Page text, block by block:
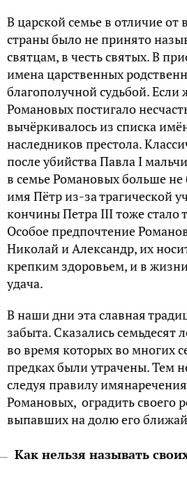
В царской семье в отличие от
страны было не принято
святцам, в честь святых. В
имена царственных
благополучной судьбой. Если
Романовых постигало
вычёркивалось из списка
наследников престола.
после убийства Павла I
в семье Романовых больше
имя Пётр из-за трагической
кончины Петра III тоже стало
Особое предпочтение
Николай и Александр, их
крепким здоровьем, и в
удача.
В наши дни эта славная
забыта. Сказались семьдесят
во время которых во многих
предках были утрачены. Тем
следуя правилу
Романовых, оградить своего
выпавших на долю его
Как нельзя называть